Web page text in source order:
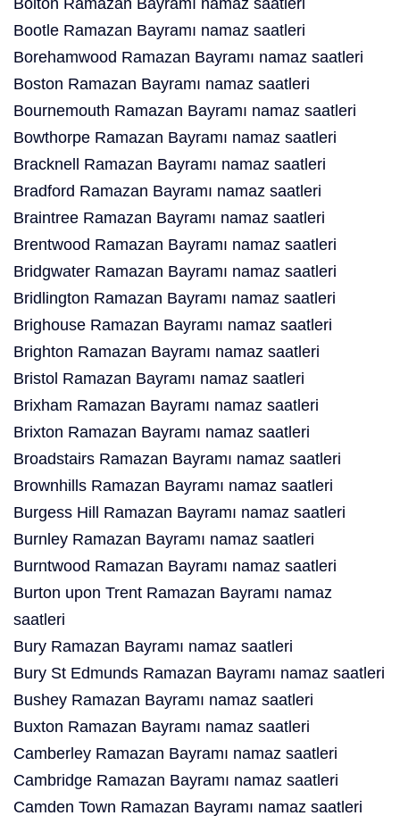
Bolton Ramazan Bayramı namaz saatleri
Bootle Ramazan Bayramı namaz saatleri
Borehamwood Ramazan Bayramı namaz saatleri
Boston Ramazan Bayramı namaz saatleri
Bournemouth Ramazan Bayramı namaz saatleri
Bowthorpe Ramazan Bayramı namaz saatleri
Bracknell Ramazan Bayramı namaz saatleri
Bradford Ramazan Bayramı namaz saatleri
Braintree Ramazan Bayramı namaz saatleri
Brentwood Ramazan Bayramı namaz saatleri
Bridgwater Ramazan Bayramı namaz saatleri
Bridlington Ramazan Bayramı namaz saatleri
Brighouse Ramazan Bayramı namaz saatleri
Brighton Ramazan Bayramı namaz saatleri
Bristol Ramazan Bayramı namaz saatleri
Brixham Ramazan Bayramı namaz saatleri
Brixton Ramazan Bayramı namaz saatleri
Broadstairs Ramazan Bayramı namaz saatleri
Brownhills Ramazan Bayramı namaz saatleri
Burgess Hill Ramazan Bayramı namaz saatleri
Burnley Ramazan Bayramı namaz saatleri
Burntwood Ramazan Bayramı namaz saatleri
Burton upon Trent Ramazan Bayramı namaz
saatleri
Bury Ramazan Bayramı namaz saatleri
Bury St Edmunds Ramazan Bayramı namaz saatleri
Bushey Ramazan Bayramı namaz saatleri
Buxton Ramazan Bayramı namaz saatleri
Camberley Ramazan Bayramı namaz saatleri
Cambridge Ramazan Bayramı namaz saatleri
Camden Town Ramazan Bayramı namaz saatleri